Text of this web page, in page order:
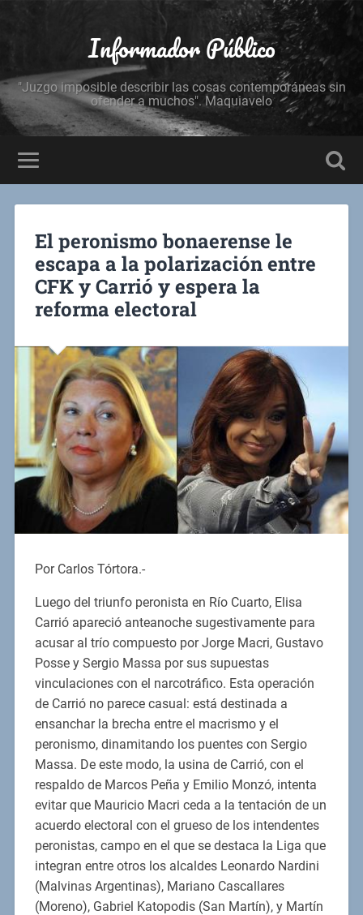
Informador Público
"Juzgo imposible describir las cosas contemporáneas sin
ofender a muchos". Maquiavelo
El peronismo bonaerense le
escapa a la polarización entre
CFK y Carrió y espera la
reforma electoral
Por Carlos Tórtora.-
Luego del triunfo peronista en Río Cuarto, Elisa
Carrió apareció anteanoche sugestivamente para
acusar al trío compuesto por Jorge Macri, Gustavo
Posse y Sergio Massa por sus supuestas
vinculaciones con el narcotráfico. Esta operación
de Carrió no parece casual: está destinada a
ensanchar la brecha entre el macrismo y el
peronismo, dinamitando los puentes con Sergio
Massa. De este modo, la usina de Carrió, con el
respaldo de Marcos Peña y Emilio Monzó, intenta
evitar que Mauricio Macri ceda a la tentación de un
acuerdo electoral con el grueso de los intendentes
peronistas, campo en el que se destaca la Liga que
integran entre otros los alcaldes Leonardo Nardini
(Malvinas Argentinas), Mariano Cascallares
(Moreno), Gabriel Katopodis (San Martín), y Martín